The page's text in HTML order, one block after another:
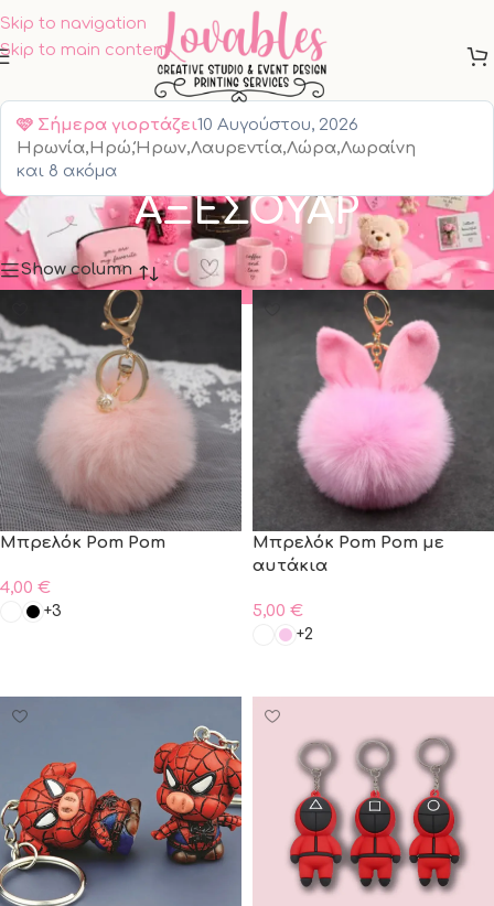
Skip to navigation
Skip to main content
🩷Σήμερα γιορτάζει10 Αυγούστου, 2026
Ηρωνία,Ηρώ,Ήρων,Λαυρεντία,Λώρα,Λωραίνη
και 8 ακόμαΜΠΡΕΛΟΚ &
ΑΞΕΣΟΥΑΡ
Show column
Μπρελόκ Pom Pom
4,00 €
+3
Μπρελόκ Pom Pom με
αυτάκια
5,00 €
+2